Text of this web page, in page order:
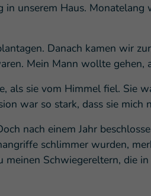
unserem Haus.
Danach kamen wir
Mein Mann wollte
als sie vom Himmel fiel. Sie
war so stark, dass sie mich
nach einem Jahr
schlimmer wurden,
Schwiegereltern, die